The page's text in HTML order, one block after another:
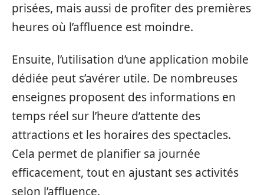
prisées, mais aussi de profiter des premières
heures où l’affluence est moindre.
Ensuite, l’utilisation d’une application mobile
dédiée peut s’avérer utile. De nombreuses
enseignes proposent des informations en
temps réel sur l’heure d’attente des
attractions et les horaires des spectacles.
Cela permet de planifier sa journée
efficacement, tout en ajustant ses activités
selon l’affluence.